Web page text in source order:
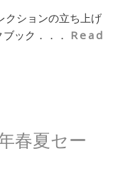
クションの立ち上げ
ック．．． Read
春夏セー